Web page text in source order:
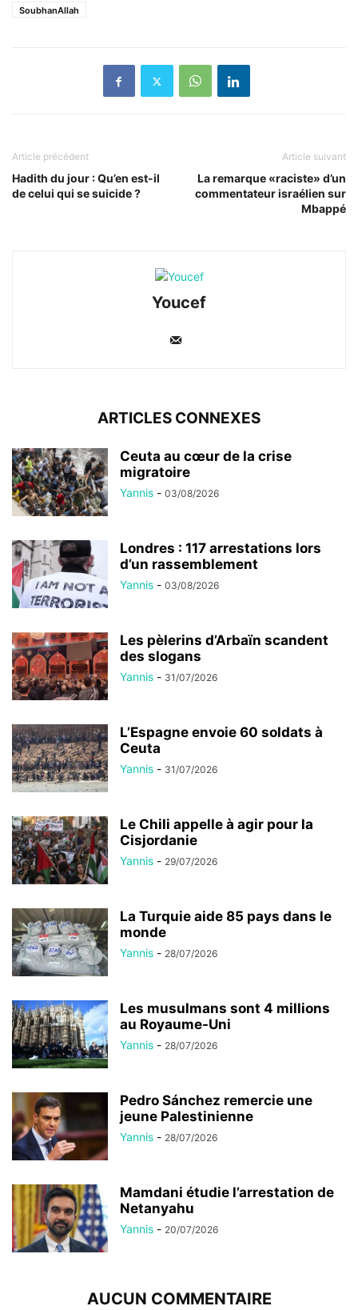
SoubhanAllah
Article précédent
Hadith du jour : Qu’en est-il
de celui qui se suicide ?
Article suivant
La remarque «raciste» d’un
commentateur israélien sur
Mbappé
Youcef
ARTICLES CONNEXES
Ceuta au cœur de la crise
migratoire
Yannis - 03/08/2026
Londres : 117 arrestations lors
d’un rassemblement
Yannis - 03/08/2026
Les pèlerins d’Arbaïn scandent
des slogans
Yannis - 31/07/2026
L’Espagne envoie 60 soldats à
Ceuta
Yannis - 31/07/2026
Le Chili appelle à agir pour la
Cisjordanie
Yannis - 29/07/2026
La Turquie aide 85 pays dans le
monde
Yannis - 28/07/2026
Les musulmans sont 4 millions
au Royaume-Uni
Yannis - 28/07/2026
Pedro Sánchez remercie une
jeune Palestinienne
Yannis - 28/07/2026
Mamdani étudie l’arrestation de
Netanyahu
Yannis - 20/07/2026
AUCUN COMMENTAIRE